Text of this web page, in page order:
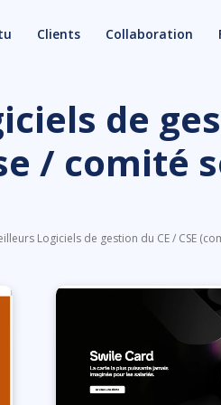
Clients Collaboration
de
/ comité
Logiciels de gestion du CE / CSE